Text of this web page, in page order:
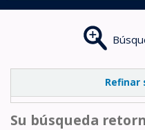
Refinar
Su búsqueda